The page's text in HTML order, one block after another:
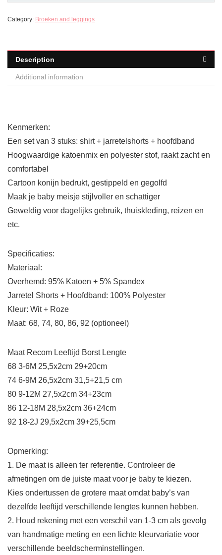
Category: Broeken and leggings
Description
Additional information
Kenmerken:
Een set van 3 stuks: shirt + jarretelshorts + hoofdband
Hoogwaardige katoenmix en polyester stof, raakt zacht en
comfortabel
Cartoon konijn bedrukt, gestippeld en gegolfd
Maak je baby meisje stijlvoller en schattiger
Geweldig voor dagelijks gebruik, thuiskleding, reizen en
etc.
Specificaties:
Materiaal:
Overhemd: 95% Katoen + 5% Spandex
Jarretel Shorts + Hoofdband: 100% Polyester
Kleur: Wit + Roze
Maat: 68, 74, 80, 86, 92 (optioneel)
Maat Recom Leeftijd Borst Lengte
68 3-6M 25,5x2cm 29+20cm
74 6-9M 26,5x2cm 31,5+21,5 cm
80 9-12M 27,5x2cm 34+23cm
86 12-18M 28,5x2cm 36+24cm
92 18-2J 29,5x2cm 39+25,5cm
Opmerking:
1. De maat is alleen ter referentie. Controleer de
afmetingen om de juiste maat voor je baby te kiezen.
Kies ondertussen de grotere maat omdat baby’s van
dezelfde leeftijd verschillende lengtes kunnen hebben.
2. Houd rekening met een verschil van 1-3 cm als gevolg
van handmatige meting en een lichte kleurvariatie voor
verschillende beeldscherminstellingen.